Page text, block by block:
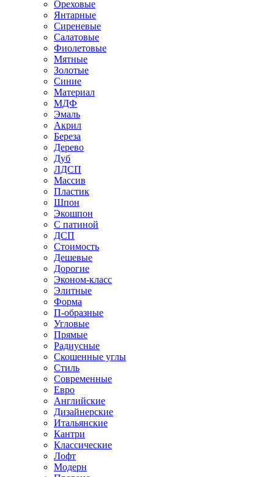
Ореховые
Янтарные
Сиреневые
Салатовые
Фиолетовые
Мятные
Золотые
Синие
Материал
МДФ
Эмаль
Акрил
Береза
Дерево
Дуб
ЛДСП
Массив
Пластик
Шпон
Экошпон
С патиной
ДСП
Стоимость
Дешевые
Дорогие
Эконом-класс
Элитные
Форма
П-образные
Угловые
Прямые
Радиусные
Скошенные углы
Стиль
Современные
Евро
Английские
Дизайнерские
Итальянские
Кантри
Классические
Лофт
Модерн